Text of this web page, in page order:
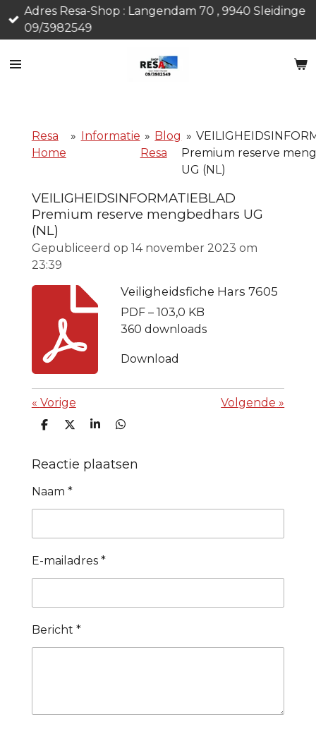
Ga
direct
de
Adres Resa-Shop : Langendam 70 , 9940 Sleidinge
09/3982549
Resa
Home
» Informatie » Blog
Resa
»
Premium reserve
UG (NL)
VEILIGHEIDSINFORMATIEBLAD
Premium reserve mengbedhars UG
(NL)
Gepubliceerd op 14 november 2023 om
23:39
Veiligheidsfiche Hars 7605
PDF – 103,0 KB
360 downloads
Download
« Vorige Volgende »
D
e
D
l
S
r
D
e
Reactie plaatsen
Naam *
E-mailadres *
Bericht *